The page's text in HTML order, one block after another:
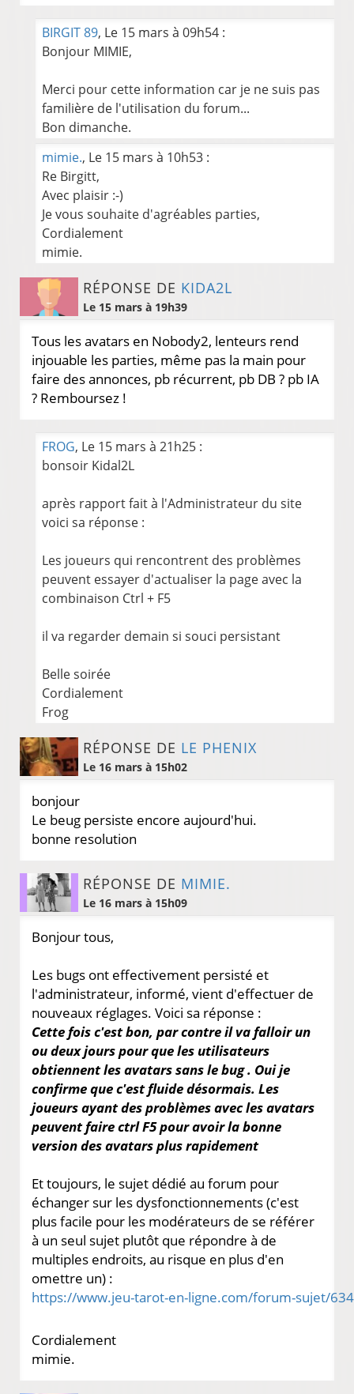
BIRGIT 89, Le 15 mars à 09h54 :
Bonjour MIMIE,
Merci pour cette information car je ne suis pas
familière de l'utilisation du forum...
Bon dimanche.
mimie., Le 15 mars à 10h53 :
Re Birgitt,
Avec plaisir :-)
Je vous souhaite d'agréables parties,
Cordialement
mimie.
RÉPONSE DE KIDA2L
Le 15 mars à 19h39
Tous les avatars en Nobody2, lenteurs rend
injouable les parties, même pas la main pour
faire des annonces, pb récurrent, pb DB ? pb IA
? Remboursez !
FROG, Le 15 mars à 21h25 :
bonsoir Kidal2L
après rapport fait à l'Administrateur du site
voici sa réponse :
Les joueurs qui rencontrent des problèmes
peuvent essayer d'actualiser la page avec la
combinaison Ctrl + F5
il va regarder demain si souci persistant
Belle soirée
Cordialement
Frog
RÉPONSE DE LE PHENIX
Le 16 mars à 15h02
bonjour
Le beug persiste encore aujourd'hui.
bonne resolution
RÉPONSE DE MIMIE.
Le 16 mars à 15h09
Bonjour tous,
Les bugs ont effectivement persisté et
l'administrateur, informé, vient d'effectuer de
nouveaux réglages. Voici sa réponse :
Cette fois c'est bon, par contre il va falloir un
ou deux jours pour que les utilisateurs
obtiennent les avatars sans le bug . Oui je
confirme que c'est fluide désormais. Les
joueurs ayant des problèmes avec les avatars
peuvent faire ctrl F5 pour avoir la bonne
version des avatars plus rapidement
Et toujours, le sujet dédié au forum pour
échanger sur les dysfonctionnements (c'est
plus facile pour les modérateurs de se référer
à un seul sujet plutôt que répondre à de
multiples endroits, au risque en plus d'en
omettre un) :
Cordialement
mimie.